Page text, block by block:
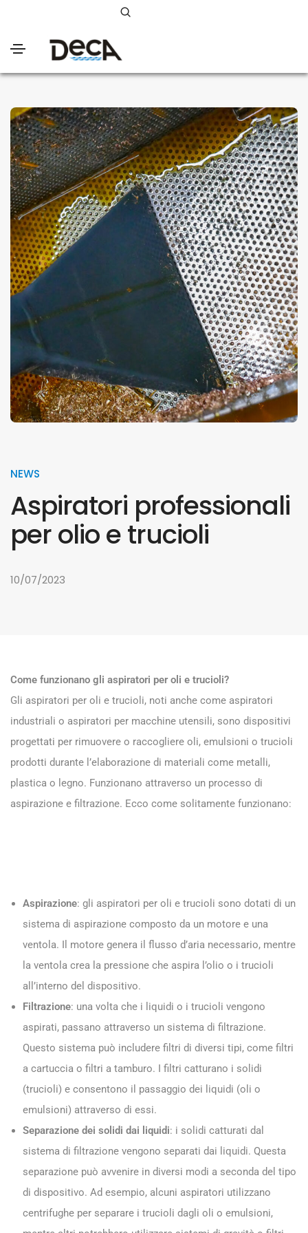
NEWS
Aspiratori professionali
per olio e trucioli
10/07/2023
Come funzionano gli aspiratori per oli e trucioli?
Gli aspiratori per oli e trucioli, noti anche come aspiratori
industriali o aspiratori per macchine utensili, sono dispositivi
progettati per rimuovere o raccogliere oli, emulsioni o trucioli
prodotti durante l’elaborazione di materiali come metalli,
plastica o legno. Funzionano attraverso un processo di
aspirazione e filtrazione. Ecco come solitamente funzionano:
Aspirazione: gli aspiratori per oli e trucioli sono dotati di un
sistema di aspirazione composto da un motore e una
ventola. Il motore genera il flusso d’aria necessario, mentre
la ventola crea la pressione che aspira l’olio o i trucioli
all’interno del dispositivo.
Filtrazione: una volta che i liquidi o i trucioli vengono
aspirati, passano attraverso un sistema di filtrazione.
Questo sistema può includere filtri di diversi tipi, come filtri
a cartuccia o filtri a tamburo. I filtri catturano i solidi
(trucioli) e consentono il passaggio dei liquidi (oli o
emulsioni) attraverso di essi.
Separazione dei solidi dai liquidi: i solidi catturati dal
sistema di filtrazione vengono separati dai liquidi. Questa
separazione può avvenire in diversi modi a seconda del tipo
di dispositivo. Ad esempio, alcuni aspiratori utilizzano
centrifughe per separare i trucioli dagli oli o emulsioni,